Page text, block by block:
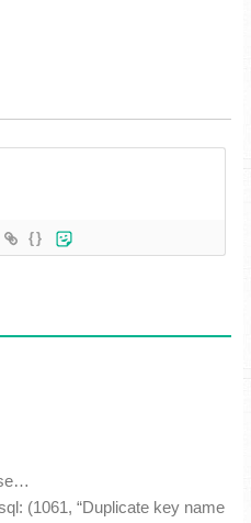
{}
(1061, “Duplicate key name